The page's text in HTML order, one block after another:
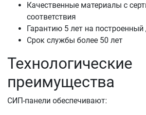
Качественные материалы с
соответствия
Гарантию 5 лет на
Срок службы более 50 лет
Технологические
преимущества
СИП-панели обеспечивают: